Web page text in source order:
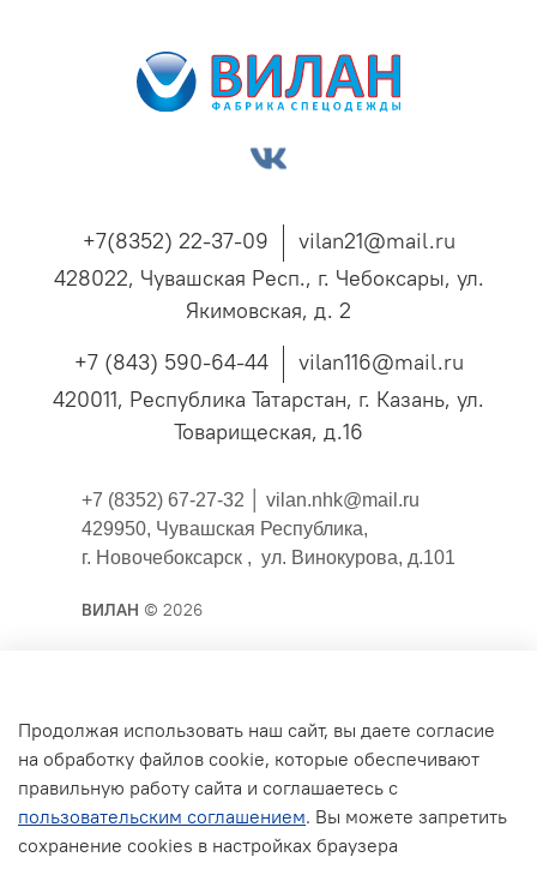
+7(8352) 22-37-09
vilan21@mail.ru
428022, Чувашская Респ., г. Чебоксары, ул.
Якимовская, д. 2
+7 (843) 590-64-44
vilan116@mail.ru
420011, Республика Татарстан, г. Казань, ул.
Товарищеская, д.16
+7 (8352) 67-27-32 │ vilan.nhk@mail.ru
429950, Чувашская Республика,
г. Новочебоксарск , ул. Винокурова, д.101
ВИЛАН © 2026
Публичная оферта
Согласие на обработку персональных данных для
сайта
Политика конфиденциальности
Продолжая использовать наш сайт, вы даете согласие
на обработку файлов cookie, которые обеспечивают
правильную работу сайта и соглашаетесь с
пользовательским соглашением. Вы можете запретить
сохранение cookies в настройках браузера